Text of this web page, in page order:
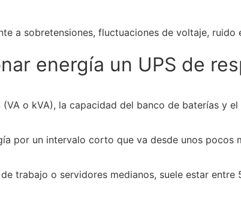
a sobretensiones, fluctuaciones de voltaje,
energía un UPS de
o kVA), la capacidad del banco de baterías y
por un intervalo corto que va desde unos pocos
trabajo o servidores medianos, suele estar